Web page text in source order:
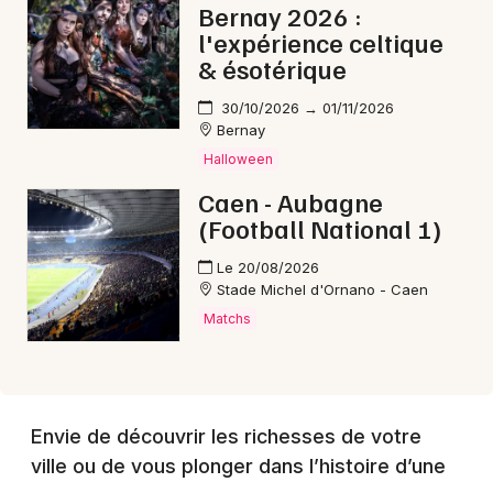
Bernay 2026 :
l'expérience celtique
& ésotérique
30/10/2026 → 01/11/2026
Bernay
Halloween
Caen - Aubagne
(Football National 1)
Le 20/08/2026
Stade Michel d'Ornano - Caen
Matchs
Envie de découvrir les richesses de votre
ville ou de vous plonger dans l’histoire d’une